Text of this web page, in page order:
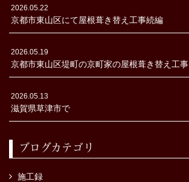
2026.05.22
京都市東山区にて屋根葺き替え工事続編
2026.05.19
京都市東山区堤町の京町家の屋根葺き替え工事
2026.05.13
滋賀県草津市で
ブログカテゴリ
施工録